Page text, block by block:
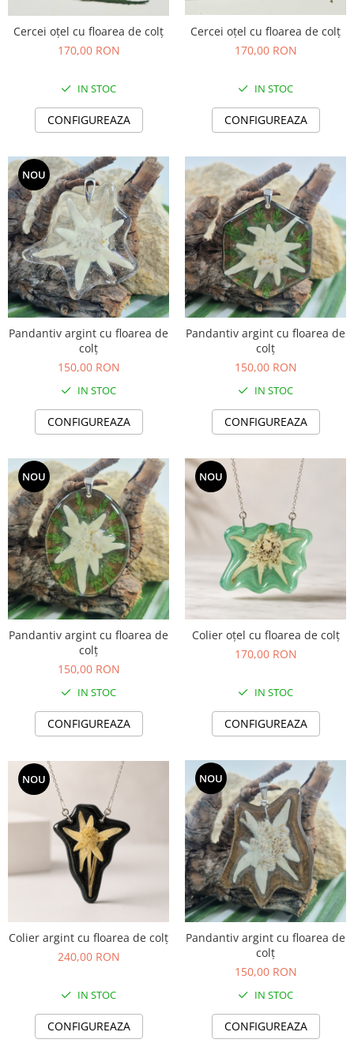
Colier / Pandantiv
Brățară
Bijuterii copii
Brățară
Broșă
Bijuterii argint
Colier / Pandantiv
Cercei
Set bijuterii
Brățară
Bijuterii oțel
Colier / Pandantiv
Cercei
Brățară de gleznă
Brățară
Bijuterii aliaj metalic
Colier / Pandantiv
Cercei
Brățară
Broșă
Mărgele / talisman
Accesorii păr
Bijuterii din Floarea de colț
Colier / Pandantiv
Cercei
Suport bijuterii
Bijuterii cu cristale naturale
Colier / Pandantiv
Cercei
Brățară
Bijuterii din lemn
Colier / Pandantiv
Cercei
Set bijuterii
Brățară
Bijuterii fără metal
Suport bijuterii
Produse personalizate (mărturii)
Produse zero waste
Cercei oțel cu floarea de colț
170,00 RON
IN STOC
CONFIGUREAZA
Cercei oțel cu floarea de colț
170,00 RON
IN STOC
CONFIGUREAZA
NOU
Pandantiv argint cu floarea de
colț
150,00 RON
IN STOC
CONFIGUREAZA
Pandantiv argint cu floarea de
colț
150,00 RON
IN STOC
CONFIGUREAZA
NOU
Pandantiv argint cu floarea de
colț
150,00 RON
IN STOC
CONFIGUREAZA
NOU
Colier oțel cu floarea de colț
170,00 RON
IN STOC
CONFIGUREAZA
NOU
Colier argint cu floarea de colț
240,00 RON
IN STOC
CONFIGUREAZA
NOU
Pandantiv argint cu floarea de
colț
150,00 RON
IN STOC
CONFIGUREAZA